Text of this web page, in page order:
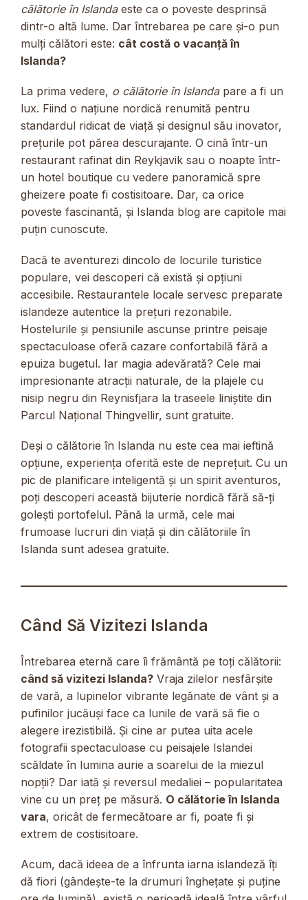
călătorie în Islandaeste ca o poveste desprinsă
dintr-o altă lume. Dar întrebarea pe care și-o pun
mulți călători este: cât costă o vacanță în
Islanda?
La prima vedere, o călătorie în Islandapare a fi un
lux. Fiind o națiune nordică renumită pentru
standardul ridicat de viață și designul său inovator,
prețurile pot părea descurajante. O cină într-un
restaurant rafinat din Reykjavik sau o noapte într-
un hotel boutique cu vedere panoramică spre
gheizere poate fi costisitoare. Dar, ca orice
poveste fascinantă, și Islanda blog are capitole mai
puțin cunoscute.
Dacă te aventurezi dincolo de locurile turistice
populare, vei descoperi că există și opțiuni
accesibile. Restaurantele locale servesc preparate
islandeze autentice la prețuri rezonabile.
Hostelurile și pensiunile ascunse printre peisaje
spectaculoase oferă cazare confortabilă fără a
epuiza bugetul. Iar magia adevărată? Cele mai
impresionante atracții naturale, de la plajele cu
nisip negru din Reynisfjara la traseele liniștite din
Parcul Național Thingvellir, sunt gratuite.
Deși o călătorie în Islanda nu este cea mai ieftină
opțiune, experiența oferită este de neprețuit. Cu un
pic de planificare inteligentă și un spirit aventuros,
poți descoperi această bijuterie nordică fără să-ți
golești portofelul. Până la urmă, cele mai
frumoase lucruri din viață și din călătoriile în
Islanda sunt adesea gratuite.
Când Să Vizitezi Islanda
Întrebarea eternă care îi frământă pe toți călătorii:
când să vizitezi Islanda? Vraja zilelor nesfârșite
de vară, a lupinelor vibrante legănate de vânt și a
pufinilor jucăuși face ca lunile de vară să fie o
alegere irezistibilă. Și cine ar putea uita acele
fotografii spectaculoase cu peisajele Islandei
scăldate în lumina aurie a soarelui de la miezul
nopții? Dar iată și reversul medaliei – popularitatea
vine cu un preț pe măsură. O călătorie în Islanda
vara, oricât de fermecătoare ar fi, poate fi și
extrem de costisitoare.
Acum, dacă ideea de a înfrunta iarna islandeză îți
dă fiori (gândește-te la drumuri înghețate și puține